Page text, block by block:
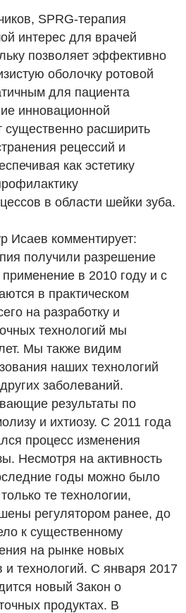
SPRG-терапия
интерес для врачей
позволяет эффективно
оболочку ротовой
для пациента
инновационной
существенно расширить
рецессий и
как эстетику
в области шейки зуба.
Исаев комментирует:
получили разрешение
в 2010 году и с
в практическом
на разработку и
технологий мы
Мы также видим
наших технологий
заболеваний.
результаты по
и ихтиозу. С 2011 года
процесс изменения
Несмотря на активность
годы можно было
те технологии,
регулятором ранее, до
к существенному
на рынке новых
и технологий. С января 2017
новый Закон о
продуктах. В